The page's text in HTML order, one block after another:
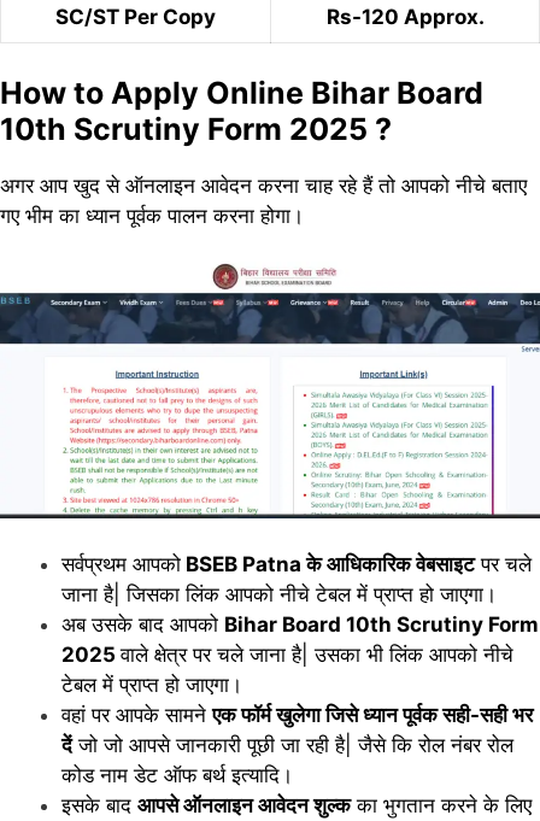
SC/ST Per Copy Rs-120 Approx.
How to Apply Online Bihar Board
10th Scrutiny Form 2025 ?
अगर आप खुद से ऑनलाइन आवेदन करना चाह रहे हैं तो आपको नीचे बताए
गए भीम का ध्यान पूर्वक पालन करना होगा।
सर्वप्रथम आपको BSEB Patna के आधिकारिक वेबसाइटपर चले
जाना है| जिसका लिंक आपको नीचे टेबल में प्राप्त हो जाएगा।
अब उसके बाद आपको Bihar Board 10th Scrutiny Form
2025वाले क्षेत्र पर चले जाना है| उसका भी लिंक आपको नीचे
टेबल में प्राप्त हो जाएगा।
वहां पर आपके सामनेएक फॉर्म खुलेगा जिसे ध्यान पूर्वक सही-सही भर
देंजो जो आपसे जानकारी पूछी जा रही है| जैसे कि रोल नंबर रोल
कोड नाम डेट ऑफ बर्थ इत्यादि।
इसके बाद आपसे ऑनलाइन आवेदन शुल्कका भुगतान करने के लिए